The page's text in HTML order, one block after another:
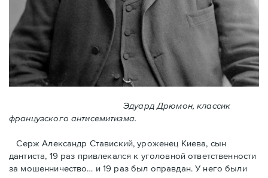
Эдуард Дрюмон, классик
французского антисемитизма.
Серж Александр Ставиский, уроженец Киева, сын
дантиста, 19 раз привлекался к уголовной ответственности
за мошенничество… и 19 раз был оправдан. У него были